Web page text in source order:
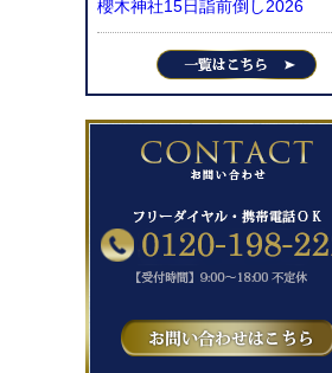
櫻木神社15日詣前倒し2026